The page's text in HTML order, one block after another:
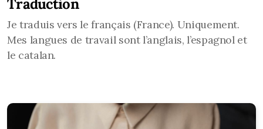
Traduction
Je traduis vers le français (France). Uniquement.
Mes langues de travail sont l’anglais, l’espagnol et
le catalan.